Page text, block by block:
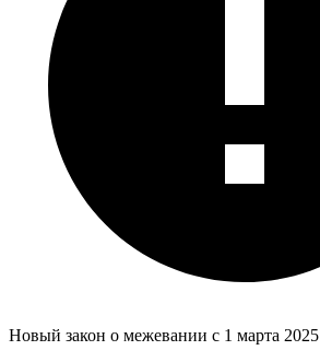
Новый закон о межевании с 1 марта 2025